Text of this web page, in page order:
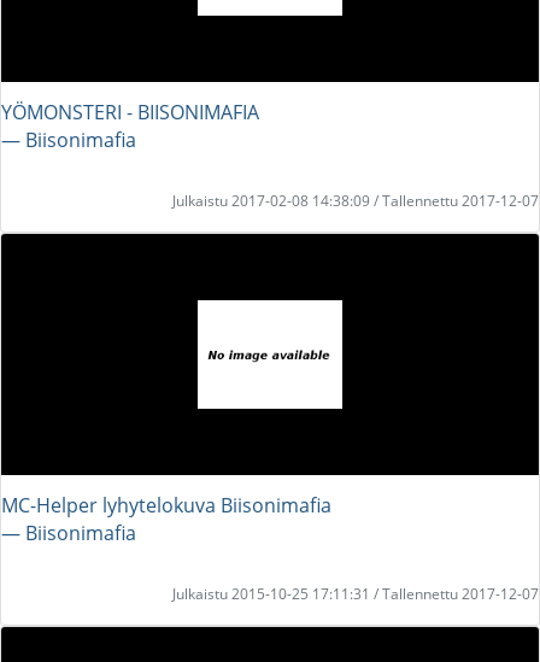
YÖMONSTERI - BIISONIMAFIA
― Biisonimafia
Julkaistu 2017-02-08 14:38:09 / Tallennettu 2017-12-07
MC-Helper lyhytelokuva Biisonimafia
― Biisonimafia
Julkaistu 2015-10-25 17:11:31 / Tallennettu 2017-12-07